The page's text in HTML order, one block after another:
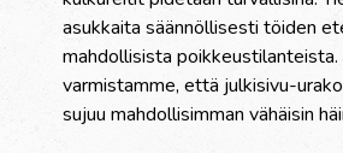
asukkaita säännöllisesti töiden
mahdollisista poikkeustilanteista.
varmistamme, että julkisivu-
sujuu mahdollisimman vähäisin